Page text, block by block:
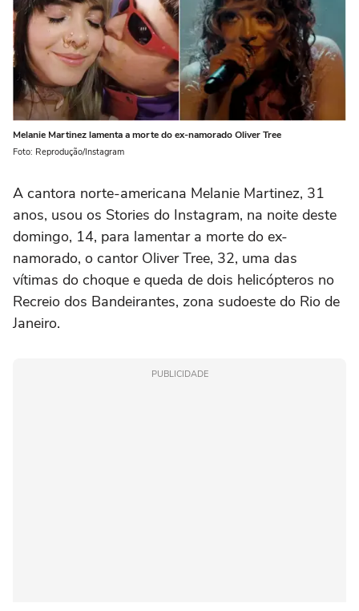
Melanie Martinez lamenta a morte do ex-namorado Oliver Tree
Foto: Reprodução/Instagram
A cantora norte-americana Melanie Martinez, 31
anos, usou os Stories do Instagram, na noite deste
domingo, 14, para lamentar a morte do ex-
namorado, o cantor Oliver Tree, 32, uma das
vítimas do choque e queda de dois helicópteros no
Recreio dos Bandeirantes, zona sudoeste do Rio de
Janeiro.
PUBLICIDADE